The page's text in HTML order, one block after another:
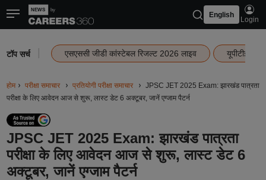
English
Login
टॉप सर्च एसएससी जीडी कांस्टेबल रिजल्ट 2026 लाइव यूपीटीईटी
होम परीक्षा समाचार प्रतियोगी परीक्षा समाचार
JPSC JET 2025 Exam: झारखंड पात्रता
परीक्षा के लिए आवेदन आज से शुरू, लास्ट डेट 6 अक्टूबर, जानें एग्जाम पैटर्न
JPSC JET 2025 Exam: झारखंड पात्रता
परीक्षा के लिए आवेदन आज से शुरू, लास्ट डेट 6
अक्टूबर, जानें एग्जाम पैटर्न